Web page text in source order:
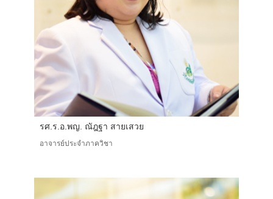
รศ.ร.อ.พญ. ณัฎฐา สายเสวย
อาจารย์ประจำภาควิชา